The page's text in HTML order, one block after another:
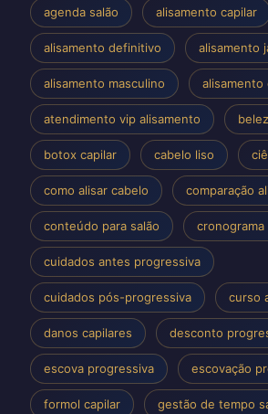
agenda salão alisamento capilar
alisamento definitivo alisamento
alisamento masculino alisamento
atendimento vip alisamento
botox capilar cabelo liso
como alisar cabelo comparação
conteúdo para salão cronograma
cuidados antes progressiva
cuidados pós-progressiva curso
danos capilares desconto
escova progressiva escovação
formol capilar gestão de tempo